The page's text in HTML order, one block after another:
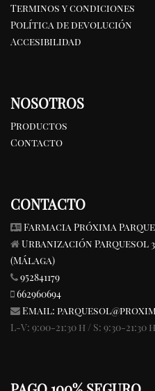
Terminos y condiciones
Política de devolución
Accesibilidad
NOSOTROS
Productos
Contacto
CONTACTO
Farmacia Próxima
Urbanización Parquesol
(Málaga)
952841179
662960694
Email:
L-V: 9:00-21:30 h / S: 9:30-21:30 h